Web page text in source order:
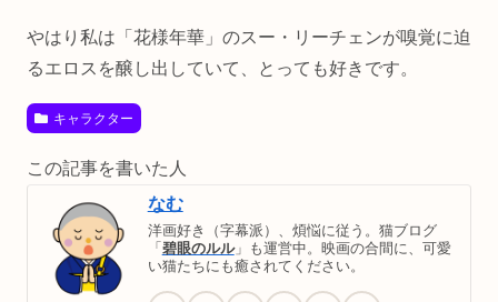
やはり私は「花様年華」のスー・リーチェンが嗅覚に迫
るエロスを醸し出していて、とっても好きです。
キャラクター
この記事を書いた人
なむ
洋画好き（字幕派）、煩悩に従う。猫ブログ
「 碧眼のルル」も運営中。映画の合間に、可愛
い猫たちにも癒されてください。